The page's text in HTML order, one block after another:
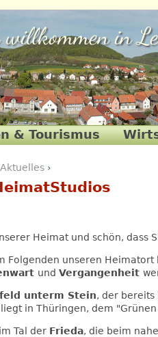
willkommen in
Aktuelles ›
Heimat und schön, dass
Folgenden unseren Heimatort
und Vergangenheit
unterm Stein, der bereits
in Thüringen, dem
Tal der Frieda, die beim
& Tourismus
Kontakt